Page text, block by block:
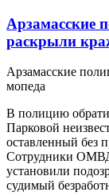
Арзамасские
раскрыли
Арзамасские
мопеда
В полицию
Парковой
оставленный без
Сотрудники
установили
судимый